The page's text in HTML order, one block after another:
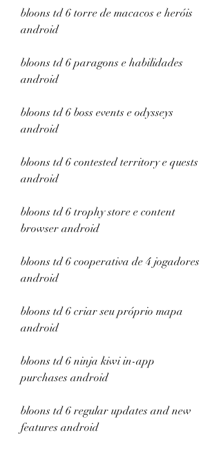
bloons td 6 torre de macacos e heróis
android
bloons td 6 paragons e habilidades
android
bloons td 6 boss events e odysseys
android
bloons td 6 contested territory e quests
android
bloons td 6 trophy store e content
browser android
bloons td 6 cooperativa de 4 jogadores
android
bloons td 6 criar seu próprio mapa
android
bloons td 6 ninja kiwi in-app
purchases android
bloons td 6 regular updates and new
features android